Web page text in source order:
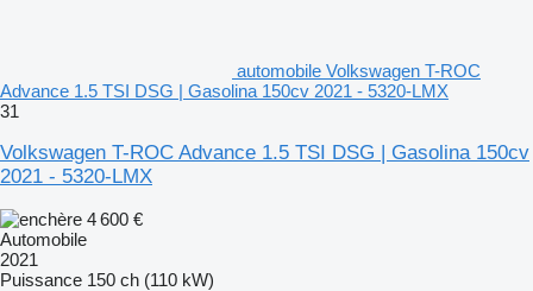
automobile Volkswagen T-ROC
Advance 1.5 TSI DSG | Gasolina 150cv 2021 - 5320-LMX
31
Volkswagen T-ROC Advance 1.5 TSI DSG | Gasolina 150cv
2021 - 5320-LMX
4 600 €
Automobile
2021
Puissance 150 ch (110 kW)